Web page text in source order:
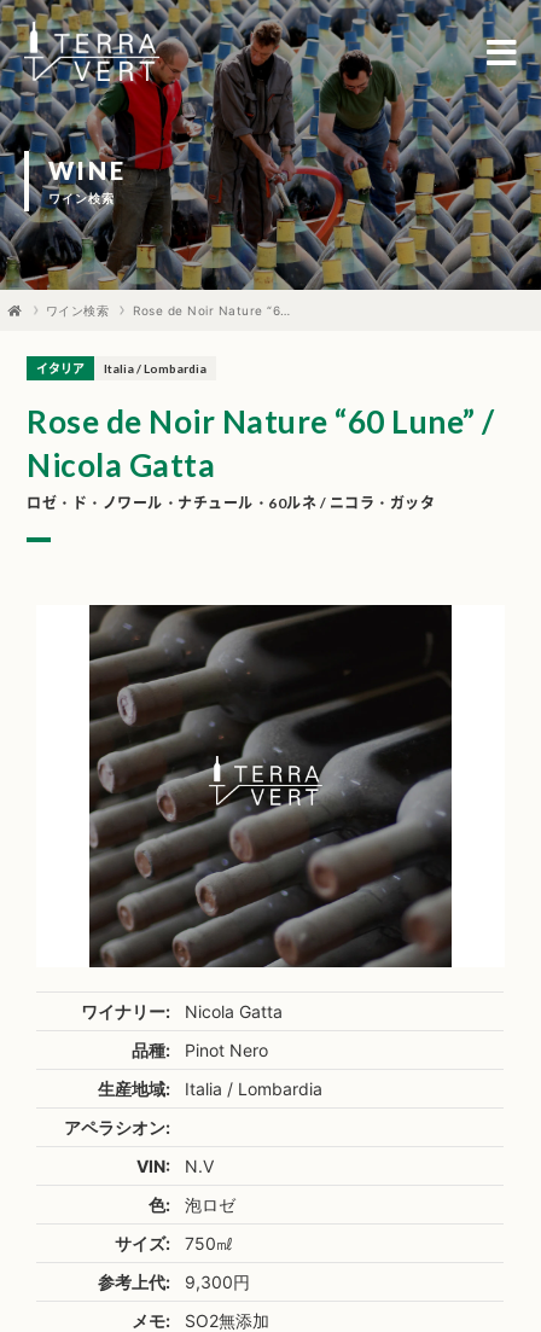
WINE
ワイン検索
ワイン検索
Rose de Noir Nature “60 Lune” /
Nicola Gatta
ロゼ・ド・ノワール・ナチュール・60ルネ / ニコラ・ガッタ
イタリア Italia / Lombardia
ワイナリー:
Nicola Gatta
品種:
Pinot Nero
生産地域:
Italia / Lombardia
アペラシオン:
VIN:
N.V
色:
泡ロゼ
サイズ:
750㎖
参考上代:
9,300円
メモ:
SO2無添加